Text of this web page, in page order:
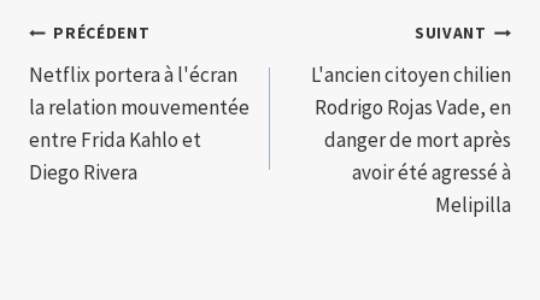
Navigation
de
l’article
PRÉCÉDENT
Netflix portera à l'écran
la relation mouvementée
entre Frida Kahlo et
Diego Rivera
SUIVANT
L'ancien citoyen chilien
Rodrigo Rojas Vade, en
danger de mort après
avoir été agressé à
Melipilla